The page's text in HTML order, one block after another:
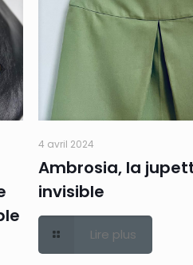
4 avril 2024
Ambrosia, la
invisible
Lire plus